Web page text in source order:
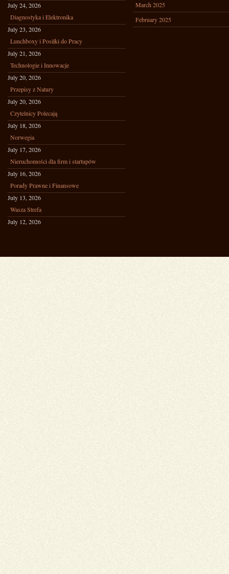
July 24, 2026
Diagnostyka i Elektronika
July 23, 2026
Lunchboxy i Posiłki do Pracy
July 21, 2026
Technologie i Innowacje
July 20, 2026
Przepisy z Natury
July 20, 2026
Czytelnicy Polecają
July 18, 2026
Norwegia
July 17, 2026
Nieruchomości dla firm i startupów
July 16, 2026
Porady Prawne i Finansowe
July 13, 2026
Wasza Strefa
July 12, 2026
March 2025
February 2025